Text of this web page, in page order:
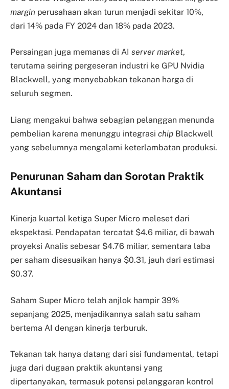
margin perusahaan akan turun menjadi sekitar 10%,
dari 14% pada FY 2024 dan 18% pada 2023.
Persaingan juga memanas di AI server market,
terutama seiring pergeseran industri ke GPU Nvidia
Blackwell, yang menyebabkan tekanan harga di
seluruh segmen.
Liang mengakui bahwa sebagian pelanggan menunda
pembelian karena menunggu integrasi chip Blackwell
yang sebelumnya mengalami keterlambatan produksi.
Penurunan Saham dan Sorotan Praktik
Akuntansi
Kinerja kuartal ketiga Super Micro meleset dari
ekspektasi. Pendapatan tercatat $4.6 miliar, di bawah
proyeksi Analis sebesar $4.76 miliar, sementara laba
per saham disesuaikan hanya $0.31, jauh dari estimasi
$0.37.
Saham Super Micro telah anjlok hampir 39%
sepanjang 2025, menjadikannya salah satu saham
bertema AI dengan kinerja terburuk.
Tekanan tak hanya datang dari sisi fundamental, tetapi
juga dari dugaan praktik akuntansi yang
dipertanyakan, termasuk potensi pelanggaran kontrol